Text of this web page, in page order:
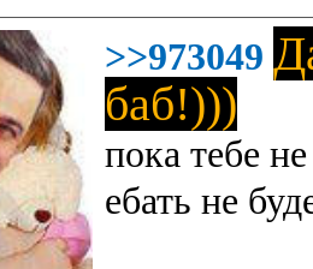
>>973049
баб!)))
пока тебе
ебать не